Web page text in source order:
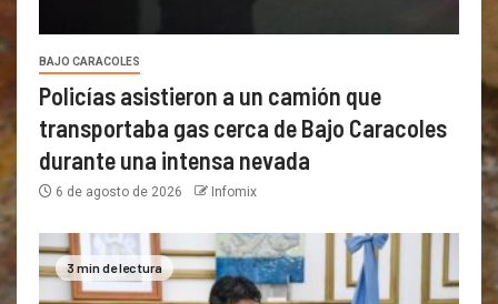
BAJO CARACOLES
Policías asistieron a un camión que
transportaba gas cerca de Bajo Caracoles
durante una intensa nevada
6 de agosto de 2026 Infomix
3 min de lectura